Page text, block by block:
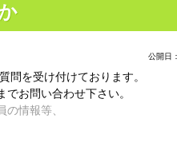
公開日：
問を受け付けております。
お問い合わせ下さい。
情報等、